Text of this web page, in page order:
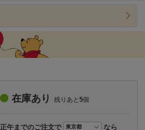
楽天チケット
エンタメニュース
推し楽
在庫あり 残りあと 5個
正午までのご注文で
なら